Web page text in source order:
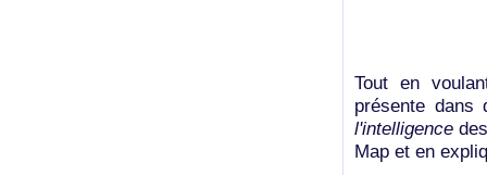
Tout en
présente
l'intelligence
Map et en